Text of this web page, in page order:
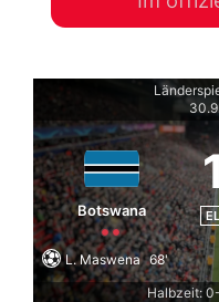
Botswana
L. Maswena 68'
Halbzeit: